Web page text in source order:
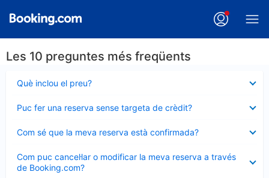
Les 10 preguntes més freqüents
Què inclou el preu?
tancat
Puc fer una reserva sense targeta de crèdit?
tancat
Com sé que la meva reserva està confirmada?
tancat
Com puc cancel·lar o modificar la meva reserva a través
de Booking.com?
tancat